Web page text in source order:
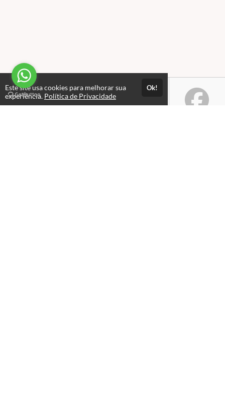
Este site usa cookies para melhorar sua
experiência. Política de Privacidade
Ok!